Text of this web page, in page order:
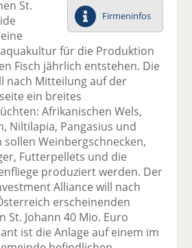
uf
F
ac
e
b
o
k
te
il
e
n
wi
tt
er
n
uf
Li
n
k
e
di
te
il
e
n
er
E
m
ai
l
se
n
d
n
ck
e
n
Firmeninfos
St.
für die Produktion
Fisch jährlich entstehen. Die
nach Mitteilung auf der
ein breites
Afrikanischen Wels,
Niltilapia, Pangasius und
Weinbergschnecken,
Futterpellets und die
produziert werden. Der
Alliance will nach
erscheinenden
St. Johann 40 Mio. Euro
ist die Anlage auf einem im